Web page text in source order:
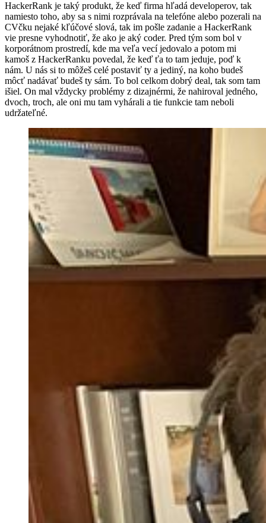
HackerRank je taký produkt, že keď firma hľadá developerov, tak
namiesto toho, aby sa s nimi rozprávala na telefóne alebo pozerali na
CVčku nejaké kľúčové slová, tak im pošle zadanie a HackerRank
vie presne vyhodnotiť, že ako je aký coder. Pred tým som bol v
korporátnom prostredí, kde ma veľa vecí jedovalo a potom mi
kamoš z HackerRanku povedal, že keď ťa to tam jeduje, poď k
nám. U nás si to môžeš celé postaviť ty a jediný, na koho budeš
môcť nadávať budeš ty sám. To bol celkom dobrý deal, tak som tam
išiel. On mal vždycky problémy z dizajnérmi, že nahiroval jedného,
dvoch, troch, ale oni mu tam vyhárali a tie funkcie tam neboli
udržateľné.